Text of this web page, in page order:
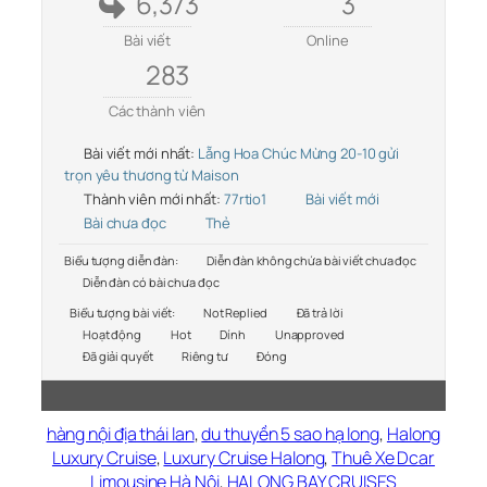
Bài viết Online
283
Các thành viên
Bài viết mới nhất: Lẵng Hoa Chúc Mừng 20-10 gửi
trọn yêu thương từ Maison
Thành viên mới nhất: 77rtio1
Bài viết mới
Bài chưa đọc
Thẻ
Biểu tượng diễn đàn:
Diễn đàn không chứa bài viết chưa đọc
Diễn đàn có bài chưa đọc
Biểu tượng bài viết:
Not Replied
Đã trả lời
Hoạt động
Hot Dính
Unapproved
Đã giải quyết
Riêng tư Đóng
hàng nội địa thái lan,du thuyền 5 sao hạ long, Halong
Luxury Cruise,Luxury Cruise Halong,Thuê Xe Dcar
Limousine Hà Nội, HALONG BAY CRUISES